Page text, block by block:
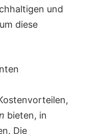
und
diese
bieten, in
Die